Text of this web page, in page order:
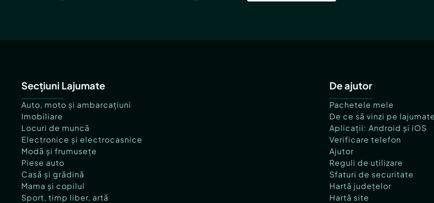
Secțiuni Lajumate
Auto, moto și ambarcațiuni
Imobiliare
Locuri de muncă
Electronice și electrocasnice
Modă și frumusețe
Piese auto
Casă și grădină
Mama și copilul
Sport, timp liber, artă
De ajutor
Pachetele mele
De ce să vinzi pe
Aplicații: Android și iOS
Verificare telefon
Ajutor
Reguli de utilizare
Sfaturi de securitate
Hartă județelor
Hartă site